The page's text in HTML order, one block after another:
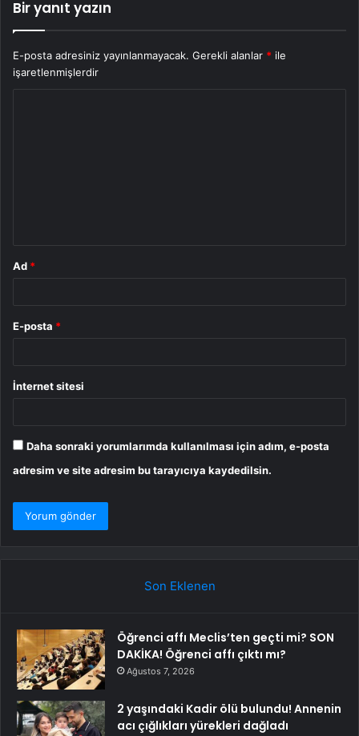
Bir yanıt yazın
E-posta adresiniz yayınlanmayacak. Gerekli alanlar * ile
işaretlenmişlerdir
Ad *
E-posta *
İnternet sitesi
Daha sonraki yorumlarımda kullanılması için adım, e-posta
adresim ve site adresim bu tarayıcıya kaydedilsin.
Son Eklenen
Öğrenci affı Meclis’ten geçti mi? SON
DAKİKA! Öğrenci affı çıktı mı?
Ağustos 7, 2026
2 yaşındaki Kadir ölü bulundu! Annenin
acı çığlıkları yürekleri dağladı